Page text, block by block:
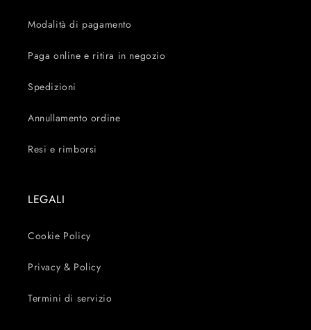
Modalità di pagamento
Paga online e ritira in negozio
Spedizioni
Annullamento ordine
Resi e rimborsi
LEGALI
Cookie Policy
Privacy & Policy
Termini di servizio